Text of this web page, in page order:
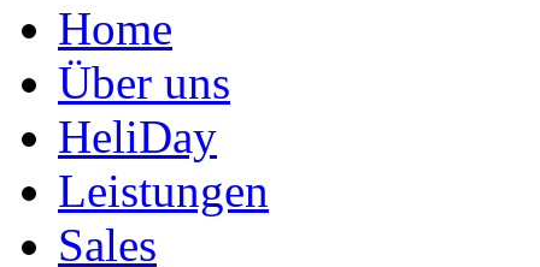
Home
Über uns
HeliDay
Leistungen
Sales